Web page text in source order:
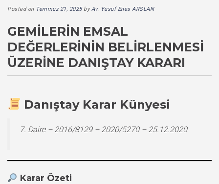
Posted on Temmuz 21, 2025byAv. Yusuf Enes ARSLAN
GEMILERIN EMSAL
DEĞERLERININ BELIRLENMESI
ÜZERINE DANIŞTAY KARARI
Danıştay Karar Künyesi
7. Daire – 2016/8129 – 2020/5270 – 25.12.2020
Karar Özeti